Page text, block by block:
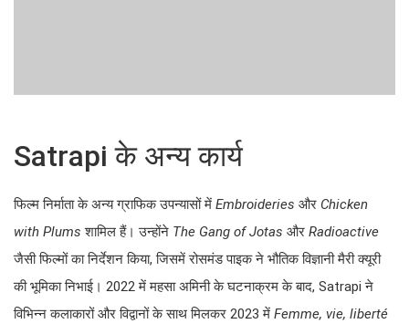
Satrapi के अन्य कार्य
फिल्म निर्माता के अन्य ग्राफिक उपन्यासों में Embroideries और Chicken
with Plums शामिल हैं। उन्होंने The Gang of Jotas और Radioactive
जैसी फिल्मों का निर्देशन किया, जिसमें रोसमंड पाइक ने भौतिक विज्ञानी मैरी क्यूरी
की भूमिका निभाई। 2022 में महसा अमिनी के घटनाक्रम के बाद, Satrapi ने
विभिन्न कलाकारों और विद्वानों के साथ मिलकर 2023 में Femme, vie, liberté